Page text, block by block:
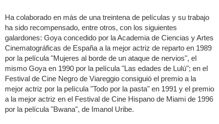
Ha colaborado en más de una treintena de películas y su trabajo
ha sido recompensado, entre otros, con los siguientes
galardones: Goya concedido por la Academia de Ciencias y Artes
Cinematográficas de España a la mejor actriz de reparto en 1989
por la película "Mujeres al borde de un ataque de nervios", el
mismo Goya en 1990 por la película "Las edades de Lulú"; en el
Festival de Cine Negro de Viareggio consiguió el premio a la
mejor actriz por la película "Todo por la pasta" en 1991 y el premio
a la mejor actriz en el Festival de Cine Hispano de Miami de 1996
por la película "Bwana", de Imanol Uribe.